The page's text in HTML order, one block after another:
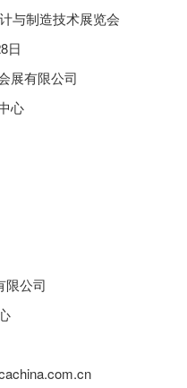
制造技术展览会
日
有限公司
心
公司